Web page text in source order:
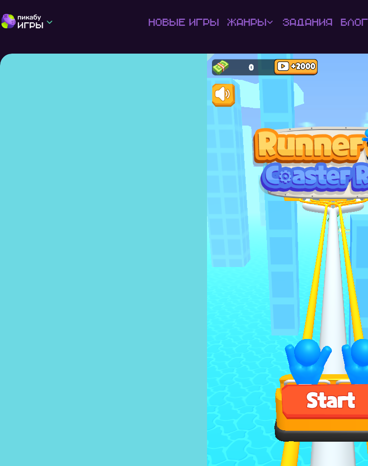
Новые игры Жанры Задания Блог